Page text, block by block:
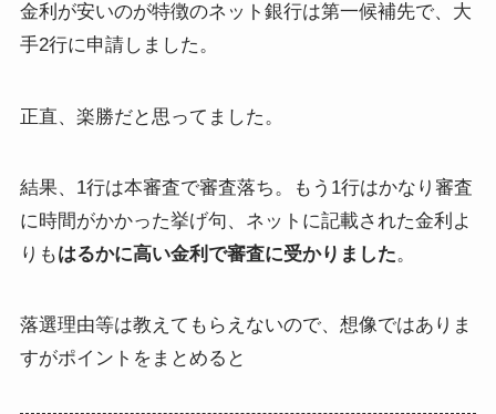
金利が安いのが特徴のネット銀行は第一候補先で、大
手2行に申請しました。
正直、楽勝だと思ってました。
結果、1行は本審査で審査落ち 。もう1行はかなり審査
に時間がかかった挙げ句、ネットに記載された金利よ
りもはるかに高い金利で審査に受かりました。
落選理由等は教えてもらえないので、想像ではありま
すがポイントをまとめると